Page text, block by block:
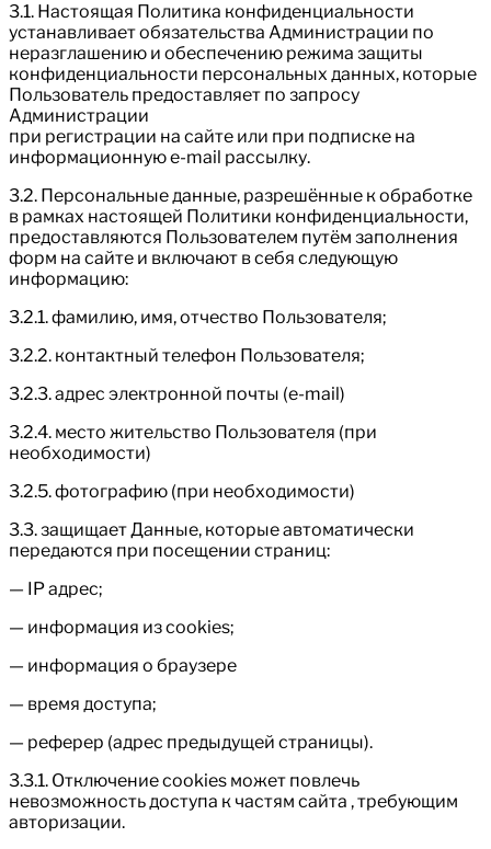
3.1. Настоящая Политика конфиденциальности
устанавливает обязательства Администрации по
неразглашению и обеспечению режима защиты
конфиденциальности персональных данных, которые
Пользователь предоставляет по запросу
Администрации
при регистрации на сайте или при подписке на
информационную e-mail рассылку.
3.2. Персональные данные, разрешённые к обработке
в рамках настоящей Политики конфиденциальности,
предоставляются Пользователем путём заполнения
форм на сайте и включают в себя следующую
информацию:
3.2.1. фамилию, имя, отчество Пользователя;
3.2.2. контактный телефон Пользователя;
3.2.3. адрес электронной почты (e-mail)
3.2.4. место жительство Пользователя (при
необходимости)
3.2.5. фотографию (при необходимости)
3.3. защищает Данные, которые автоматически
передаются при посещении страниц:
— IP адрес;
— информация из cookies;
— информация о браузере
— время доступа;
— реферер (адрес предыдущей страницы).
3.3.1. Отключение cookies может повлечь
невозможность доступа к частям сайта , требующим
авторизации.